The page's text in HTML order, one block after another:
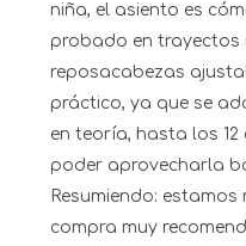
niña, el asiento es
probado en trayectos
reposacabezas
práctico, ya que se
en teoría, hasta los
poder aprovecharla
Resumiendo:
compra muy